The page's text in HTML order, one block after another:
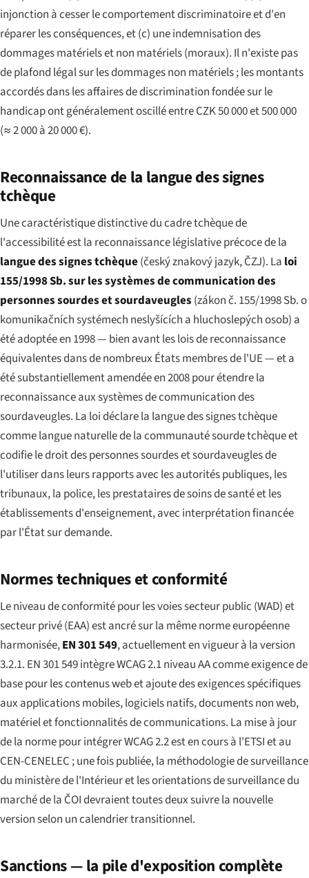
injonction à cesser le comportement discriminatoire et d'en
réparer les conséquences, et (c) une indemnisation des
dommages matériels et non matériels (moraux). Il n'existe pas
de plafond légal sur les dommages non matériels ; les montants
accordés dans les affaires de discrimination fondée sur le
handicap ont généralement oscillé entre CZK 50 000 et 500 000
(≈ 2 000 à 20 000 €).
Reconnaissance de la langue des signes
tchèque
Une caractéristique distinctive du cadre tchèque de
l'accessibilité est la reconnaissance législative précoce de la
langue des signes tchèque(český znakový jazyk, ČZJ). La loi
155/1998 Sb. sur les systèmes de communication des
personnes sourdes et sourdaveugles (zákon č. 155/1998 Sb. o
komunikačních systémech neslyšících a hluchoslepých osob) a
été adoptée en 1998 — bien avant les lois de reconnaissance
équivalentes dans de nombreux États membres de l'UE — et a
été substantiellement amendée en 2008 pour étendre la
reconnaissance aux systèmes de communication des
sourdaveugles. La loi déclare la langue des signes tchèque
comme langue naturelle de la communauté sourde tchèque et
codifie le droit des personnes sourdes et sourdaveugles de
l'utiliser dans leurs rapports avec les autorités publiques, les
tribunaux, la police, les prestataires de soins de santé et les
établissements d'enseignement, avec interprétation financée
par l'État sur demande.
Normes techniques et conformité
Le niveau de conformité pour les voies secteur public (WAD) et
secteur privé (EAA) est ancré sur la même norme européenne
harmonisée,EN 301 549, actuellement en vigueur à la version
3.2.1. EN 301 549 intègre WCAG 2.1 niveau AA comme exigence de
base pour les contenus web et ajoute des exigences spécifiques
aux applications mobiles, logiciels natifs, documents non web,
matériel et fonctionnalités de communications. La mise à jour
de la norme pour intégrer WCAG 2.2 est en cours à l'ETSI et au
CEN-CENELEC ; une fois publiée, la méthodologie de surveillance
du ministère de l'Intérieur et les orientations de surveillance du
marché de la ČOI devraient toutes deux suivre la nouvelle
version selon un calendrier transitionnel.
Sanctions — la pile d'exposition complète